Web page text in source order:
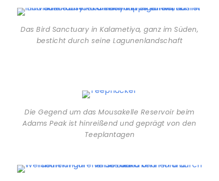
Das Bird Sanctuary in Kalametiya, ganz im Süden,
besticht durch seine Lagunenlandschaft
Die Gegend um das Mousakelle Reservoir beim
Adams Peak ist hinreißend und geprägt von den
Teeplantagen